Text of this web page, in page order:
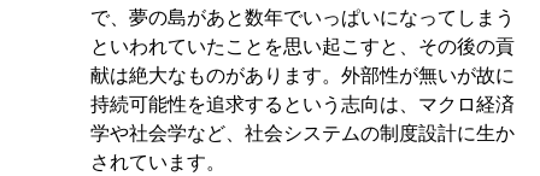
で、夢の島があと数年でいっぱいになってしまう
といわれていたことを思い起こすと、その後の貢
献は絶大なものがあります。外部性が無いが故に
持続可能性を追求するという志向は、マクロ経済
学や社会学など、社会システムの制度設計に生か
されています。